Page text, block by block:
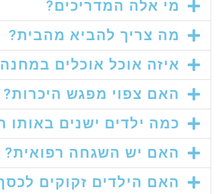
מי אלה המדריכים?
מה צריך להביא מהבית?
איזה אוכל אוכלים
האם צפוי מפגש היכרות?
כמה ילדים ישנים באותו
האם יש השגחה רפואית?
האם הילדים זקוקים